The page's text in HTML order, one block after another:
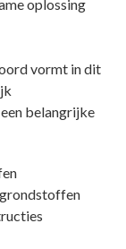
oplossing
vormt in dit
belangrijke